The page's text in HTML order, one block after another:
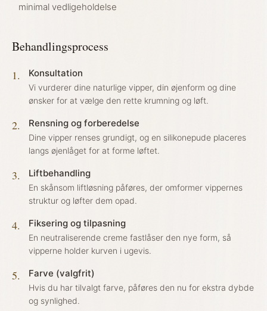
minimal vedligeholdelse
Behandlingsprocess
1. Konsultation
Vi vurderer dine naturlige vipper, din øjenform og dine
ønsker for at vælge den rette krumning og løft.
2. Rensning og forberedelse
Dine vipper renses grundigt, og en silikonepude placeres
langs øjenlåget for at forme løftet.
3. Liftbehandling
En skånsom liftløsning påføres, der omformer vippernes
struktur og løfter dem opad.
4. Fiksering og tilpasning
En neutraliserende creme fastlåser den nye form, så
vipperne holder kurven i ugevis.
5. Farve (valgfrit)
Hvis du har tilvalgt farve, påføres den nu for ekstra dybde
og synlighed.